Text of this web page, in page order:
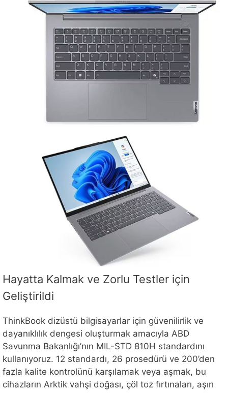
Hayatta Kalmak ve Zorlu Testler için
Geliştirildi
ThinkBook dizüstü bilgisayarlar için güvenilirlik ve
dayanıklılık dengesi oluşturmak amacıyla ABD
Savunma Bakanlığı’nın MIL-STD 810H standardını
kullanıyoruz. 12 standardı, 26 prosedürü ve 200’den
fazla kalite kontrolünü karşılamak veya aşmak, bu
cihazların Arktik vahşi doğası, çöl toz fırtınaları, aşırı